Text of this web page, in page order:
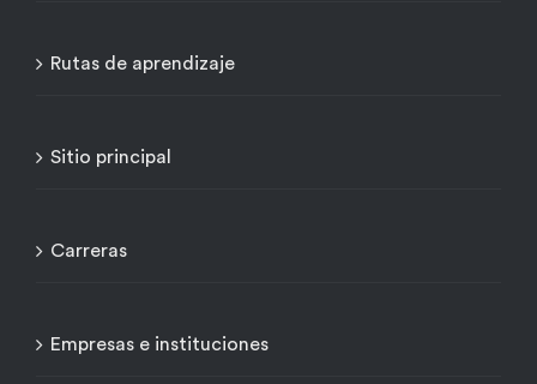
Rutas de aprendizaje
Sitio principal
Carreras
Empresas e instituciones